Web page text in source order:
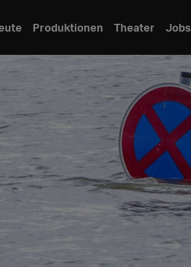
Produktionen Theater Jobs